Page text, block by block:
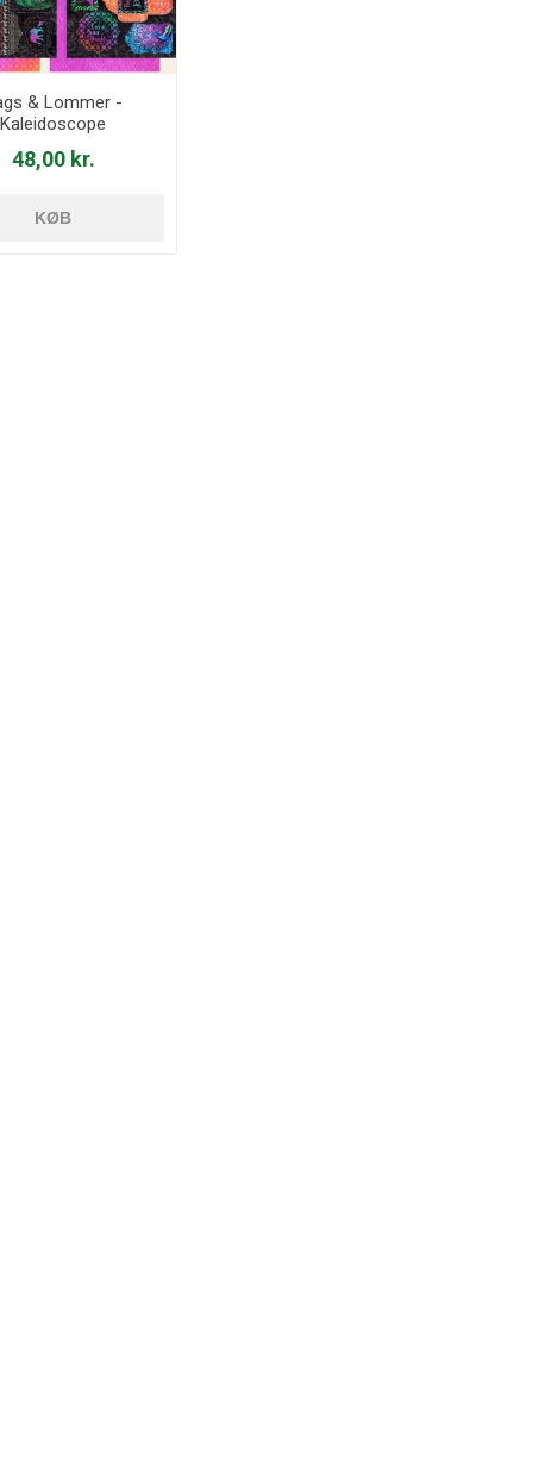
& Lommer -
Kaleidoscope
48,00 kr.
KØB